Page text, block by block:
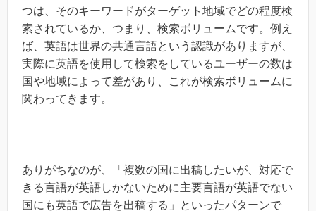
つは、そのキーワードがターゲット地域でどの程度検
索されているか、つまり、検索ボリュームです。例え
ば、英語は世界の共通言語という認識がありますが、
実際に英語を使用して検索をしているユーザーの数は
国や地域によって差があり、これが検索ボリュームに
関わってきます。
ありがちなのが、「複数の国に出稿したいが、対応で
きる言語が英語しかないために主要言語が英語でない
国にも英語で広告を出稿する」といったパターンで